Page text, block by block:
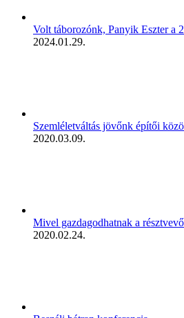
Volt táborozónk, Panyik Eszter a
2024.01.29.
Szemléletváltás jövőnk építői
2020.03.09.
Mivel gazdagodhatnak a
2020.02.24.